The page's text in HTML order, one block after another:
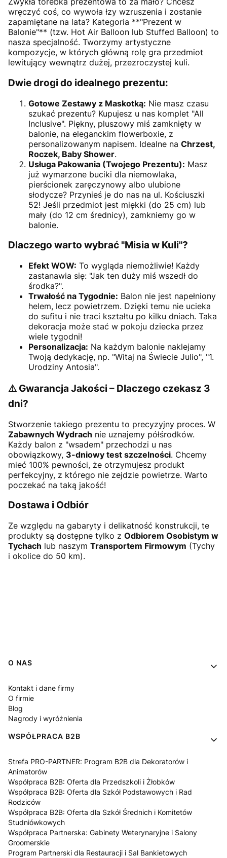
wręczyć coś, co wywoła łzy wzruszenia i zostanie
zapamiętane na lata? Kategoria **"Prezent w
Balonie"** (tzw. Hot Air Balloon lub Stuffed Balloon) to
nasza specjalność. Tworzymy artystyczne
kompozycje, w których główną rolę gra przedmiot
lewitujący wewnątrz dużej, przezroczystej kuli.
Dwie drogi do idealnego prezentu:
Gotowe Zestawy z Maskotką: Nie masz czasu
szukać prezentu? Kupujesz u nas komplet "All
Inclusive". Piękny, pluszowy miś zamknięty w
balonie, na eleganckim flowerboxie, z
personalizowanym napisem. Idealne na Chrzest,
Roczek, Baby Shower.
Usługa Pakowania (Twojego Prezentu): Masz
już wymarzone buciki dla niemowlaka,
pierścionek zaręczynowy albo ulubione
słodycze? Przynieś je do nas na ul. Kościuszki
52! Jeśli przedmiot jest miękki (do 25 cm) lub
mały (do 12 cm średnicy), zamkniemy go w
balonie.
Dlaczego warto wybrać "Misia w Kuli"?
Efekt WOW: To wygląda niemożliwie! Każdy
zastanawia się: "Jak ten duży miś wszedł do
środka?".
Trwałość na Tygodnie: Balon nie jest napełniony
helem, lecz powietrzem. Dzięki temu nie ucieka
do sufitu i nie traci kształtu po kilku dniach. Taka
dekoracja może stać w pokoju dziecka przez
wiele tygodni!
Personalizacja: Na każdym balonie naklejamy
Twoją dedykację, np. "Witaj na Świecie Julio", "1.
Urodziny Antosia".
⚠️ Gwarancja Jakości – Dlaczego czekasz 3
dni?
Stworzenie takiego prezentu to precyzyjny proces. W
Zabawnych Wydrach nie uznajemy półśrodków.
Każdy balon z "wsadem" przechodzi u nas
obowiązkowy, 3-dniowy test szczelności. Chcemy
mieć 100% pewności, że otrzymujesz produkt
perfekcyjny, z którego nie zejdzie powietrze. Warto
poczekać na taką jakość!
Dostawa i Odbiór
Ze względu na gabaryty i delikatność konstrukcji, te
produkty są dostępne tylko z Odbiorem Osobistym w
Tychach lub naszym Transportem Firmowym (Tychy
i okolice do 50 km).
Linki w stopce
O NAS
Kontakt i dane firmy
O firmie
Blog
Nagrody i wyróżnienia
WSPÓŁPRACA B2B
Strefa PRO-PARTNER: Program B2B dla Dekoratorów i
Animatorów
Współpraca B2B: Oferta dla Przedszkoli i Żłobków
Współpraca B2B: Oferta dla Szkół Podstawowych i Rad
Rodziców
Współpraca B2B: Oferta dla Szkół Średnich i Komitetów
Studniówkowych
Współpraca Partnerska: Gabinety Weterynaryjne i Salony
Groomerskie
Program Partnerski dla Restauracji i Sal Bankietowych